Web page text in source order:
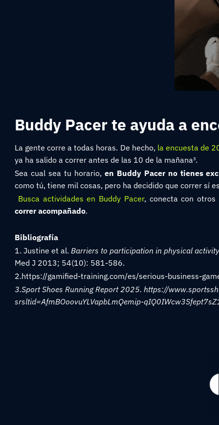
Buddy Pacer te ayuda a
La gente corre a todas horas. De hecho, la encuesta de
ya ha salido a correr antes de las 10 de la mañana³.
Sea cual sea tu horario, en Buddy Pacer no tienes
como tú, tiene mil cosas, pero ha decidido que correr sí
Busca actividades en Buddy Pacer, conecta con
correr acompañado.
Bibliografía
1. Justine et al. Barriers to participation in physical
Med J 2013; 54(10): 581-586.
2.https://gamified-training.com/es/serious-business-
3.Sport Shoes Running Report 2025. https://
srsltid=AfmBOoovuYLVapbLmQemip-